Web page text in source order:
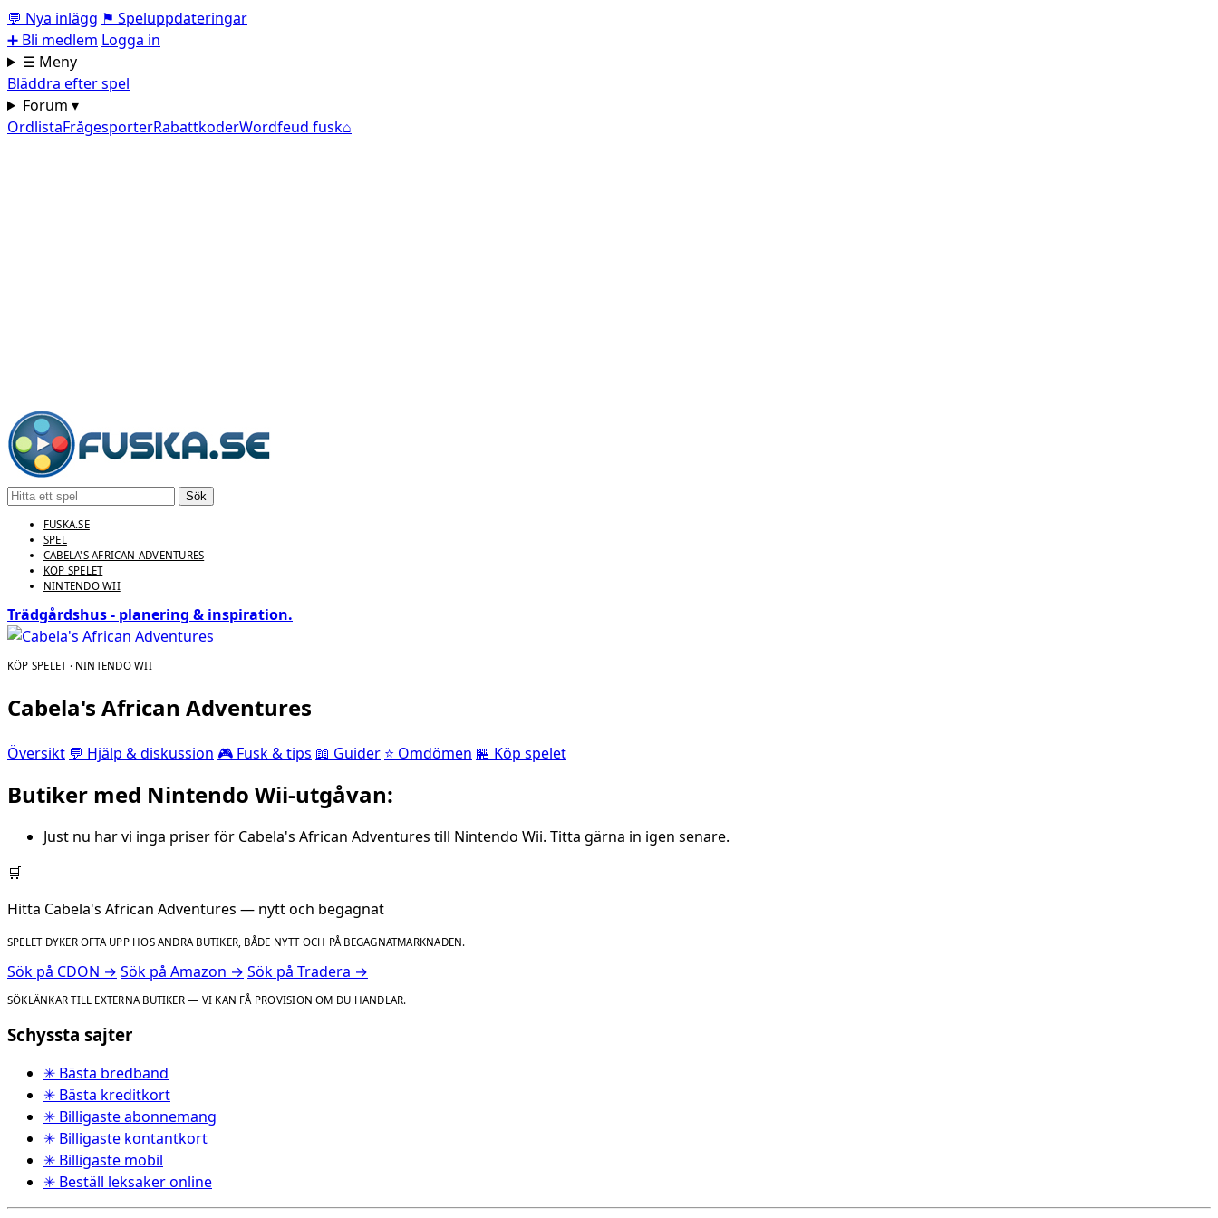
💬 Nya inlägg ⚑ Speluppdateringar
➕ Bli medlem Logga in
☰ Meny
Bläddra efter spel
Forum ▾
OrdlistaFrågesporterRabattkoderWordfeud fusk⌂
Sök
FUSKA.SE
SPEL
CABELA'S AFRICAN ADVENTURES
KÖP SPELET
NINTENDO WII
Trädgårdshus - planering & inspiration.
KÖP SPELET · NINTENDO WII
Cabela's African Adventures
Översikt 💬 Hjälp & diskussion 🎮 Fusk & tips 📖 Guider ⭐ Omdömen 🏪 Köp spelet
Butiker med Nintendo Wii-utgåvan:
Just nu har vi inga priser för Cabela's African Adventures till Nintendo Wii. Titta gärna in igen senare.
🛒
Hitta Cabela's African Adventures — nytt och begagnat
SPELET DYKER OFTA UPP HOS ANDRA BUTIKER, BÅDE NYTT OCH PÅ BEGAGNATMARKNADEN.
Sök på CDON → Sök på Amazon → Sök på Tradera →
SÖKLÄNKAR TILL EXTERNA BUTIKER — VI KAN FÅ PROVISION OM DU HANDLAR.
Schyssta sajter
✳ Bästa bredband
✳ Bästa kreditkort
✳ Billigaste abonnemang
✳ Billigaste kontantkort
✳ Billigaste mobil
✳ Beställ leksaker online